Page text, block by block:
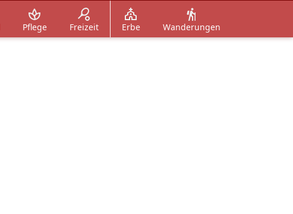
Pflege Freizeit Erbe Wanderungen